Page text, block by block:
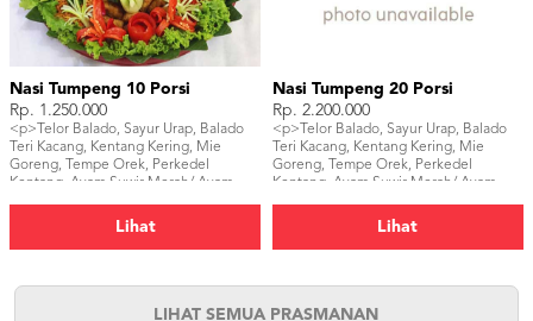
Nasi Tumpeng 10 Porsi
Rp. 1.250.000
<p>Telor Balado, Sayur Urap, Balado
Teri Kacang, Kentang Kering, Mie
Goreng, Tempe Orek, Perkedel
Kentang, Ayam Suwir Merah/ Ayam
Lihat
Nasi Tumpeng 20 Porsi
Rp. 2.200.000
<p>Telor Balado, Sayur Urap, Balado
Teri Kacang, Kentang Kering, Mie
Goreng, Tempe Orek, Perkedel
Kentang, Ayam Suwir Merah/ Ayam
Asin, Tahu Bacem, Kerupuk</p>
Lihat
LIHAT SEMUA PRASMANAN